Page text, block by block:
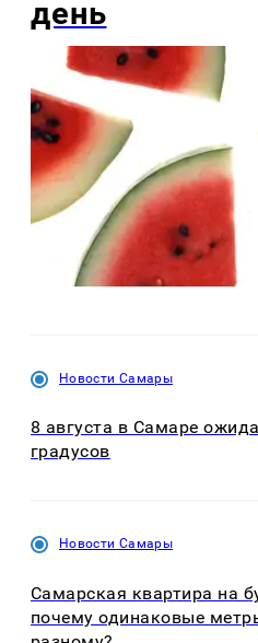
день
Новости Самары
8 августа в Самаре
градусов
Новости Самары
Самарская квартира на
почему одинаковые